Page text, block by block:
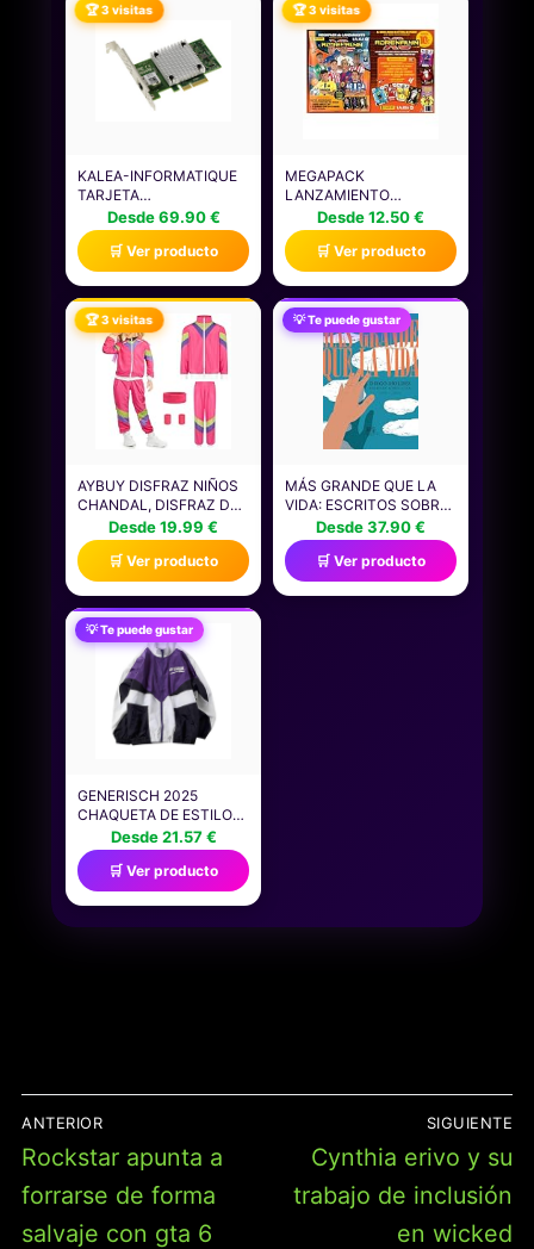
🏆 3 visitas
KALEA-INFORMATIQUE
TARJETA
CONTROLADORA PCIE
3.0 4X 10G 5G 2.5G 1G
GIGABIT LAN ETHERNET
RJ45 CON CHIPSET
AQUANTIA AQTION
AQC107 - COMPATIBLE
CON 5 VELOCIDADES DE
RED - GAMA
INDUSTRIAL
Desde 69.90 €
🛒 Ver producto
🏆 3 visitas
MEGAPACK
LANZAMIENTO
ADRENALYN 2026
PANINI | ALBUM
ADRENALYN XL 2025
2026 CON CARTAS DE
FUTBOL, ARCHIVADOR Y
SOBRES | ALBUM DE
CROMOS FUTBOL + 4
SOBRES + 3 CARTAS
EDICIÓN LIMITADA
Desde 12.50 €
🛒 Ver producto
🏆 3 visitas
AYBUY DISFRAZ NIÑOS
CHANDAL, DISFRAZ DE
CHÁNDAL DE LOS AÑOS
80 CON BOLSILLOS,
CHAQUETA Y PANTALÓN
CON DIADEMA Y
MUÑEQUERA, ESTILO
RETRO, DISFRAZ PARA
GRUPO, FIESTA
TEMÁTICA, ROSA ROJA
M (125-140CM)
Desde 19.99 €
🛒 Ver producto
💡 Te puede gustar
MÁS GRANDE QUE LA
VIDA: ESCRITOS SOBRE
CINE 2000-2025 (FUERA
DE COLECCION)
Desde 37.90 €
🛒 Ver producto
💡 Te puede gustar
GENERISCH 2025
CHAQUETA DE ESTILO
RETRO DE GRAN
TAMAÑO CON COLORES
DE PATCHWORK, ROPA
DEPORTIVA CASUAL
VINTAGE,
CORTAVIENTOS, TALLA
Desde 21.57 €
🛒 Ver producto
DE
ENTRADAS
ANTERIOR
Entrada
anterior:
Rockstar apunta a
forrarse de forma
salvaje con gta 6
SIGUIENTE
Entrada
siguiente:
Cynthia erivo y su
trabajo de inclusión
en wicked